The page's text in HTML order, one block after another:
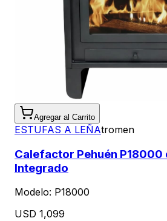
Agregar al Carrito
ESTUFAS A LEÑAtromen
Calefactor Pehuén P18000
Integrado
Modelo: P18000
USD 1,099